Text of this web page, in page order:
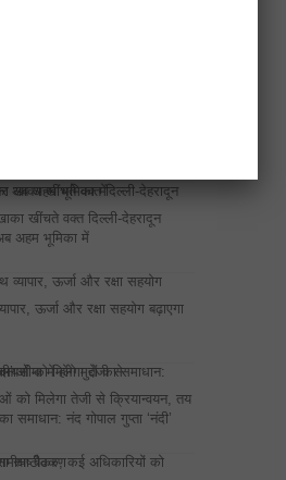
खींचते वक्त दिल्ली-देहरादून
अहम भूमिका में
ऊर्जा और रक्षा सहयोग बढ़ाएगा
को मिलेगा तेजी से क्रियान्वयन, तय
समाधान: नंद गोपाल गुप्ता ‘नंदी’